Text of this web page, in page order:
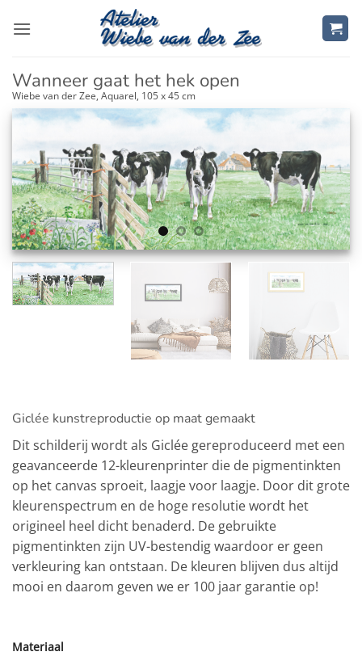
naar
Wanneer gaat het hek open
Wiebe van der Zee, Aquarel, 105 x 45 cm
Giclée kunstreproductie op maat gemaakt
Dit schilderij wordt als Giclée gereproduceerd met een
geavanceerde 12-kleurenprinter die de pigmentinkten
op het canvas sproeit, laagje voor laagje. Door dit grote
kleurenspectrum en de hoge resolutie wordt het
origineel heel dicht benaderd. De gebruikte
pigmentinkten zijn UV-bestendig waardoor er geen
verkleuring kan ontstaan. De kleuren blijven dus altijd
mooi en daarom geven we er 100 jaar garantie op!
Materiaal